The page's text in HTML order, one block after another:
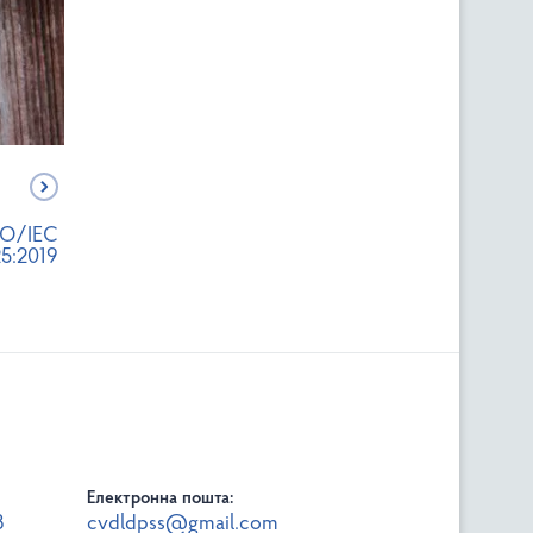
IEC
Електронна пошта:
cvdldpss@gmail.com